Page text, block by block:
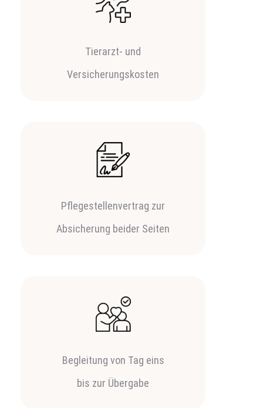
Tierarzt- und
Versicherungskosten
Pflegestellenvertrag zur
Absicherung beider Seiten
Begleitung von Tag eins
bis zur Übergabe